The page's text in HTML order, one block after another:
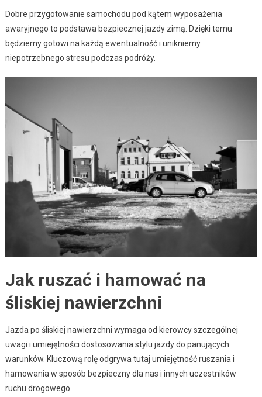
Dobre przygotowanie samochodu pod kątem wyposażenia
awaryjnego to podstawa bezpiecznej jazdy zimą. Dzięki temu
będziemy gotowi na każdą ewentualność i unikniemy
niepotrzebnego stresu podczas podróży.
Jak ruszać i hamować na
śliskiej nawierzchni
Jazda po śliskiej nawierzchni wymaga od kierowcy szczególnej
uwagi i umiejętności dostosowania stylu jazdy do panujących
warunków. Kluczową rolę odgrywa tutaj umiejętność ruszania i
hamowania w sposób bezpieczny dla nas i innych uczestników
ruchu drogowego.